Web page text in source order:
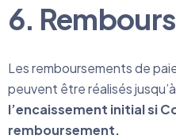
6.
Les remboursements de
peuvent être réalisés jusqu’à
l’encaissement initial si
remboursement.